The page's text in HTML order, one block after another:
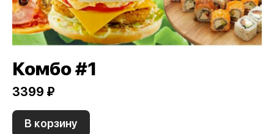
Комбо #1
3399 ₽
В корзину